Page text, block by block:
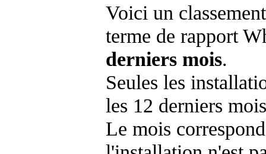
Voici un
terme de rapport
derniers mois.
Seules les
les 12 derniers
Le mois